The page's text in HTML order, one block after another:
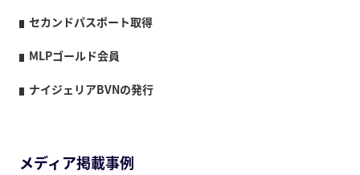
セカンドパスポート取得
MLPゴールド会員
ナイジェリアBVNの発行
メディア掲載事例